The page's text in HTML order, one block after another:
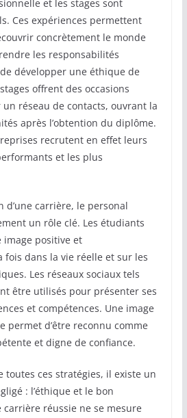
et les stages sont
Ces expériences permettent
concrètement le monde
les responsabilités
développer une éthique de
offrent des occasions
réseau de contacts, ouvrant la
après l’obtention du diplôme.
recrutent en effet leurs
et les plus
d’une carrière, le personal
un rôle clé. Les étudiants
positive et
fois dans la vie réelle et sur les
Les réseaux sociaux tels
être utilisés pour présenter ses
et compétences. Une image
permet d’être reconnu comme
et digne de confiance.
toutes ces stratégies, il existe un
: l’éthique et le bon
réussie ne se mesure